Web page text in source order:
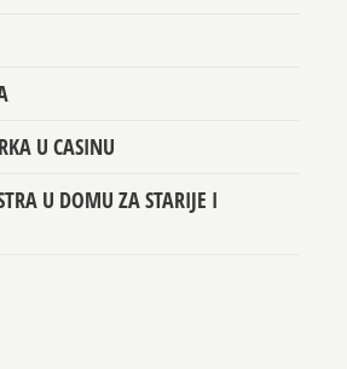
U CASINU
U DOMU ZA STARIJE I